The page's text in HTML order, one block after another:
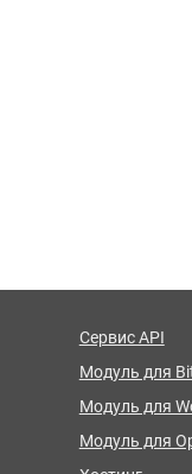
Сервис API
Модуль для
Модуль для
Модуль для